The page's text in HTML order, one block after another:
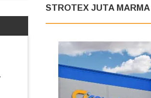
STROTEX JUTA MARMA